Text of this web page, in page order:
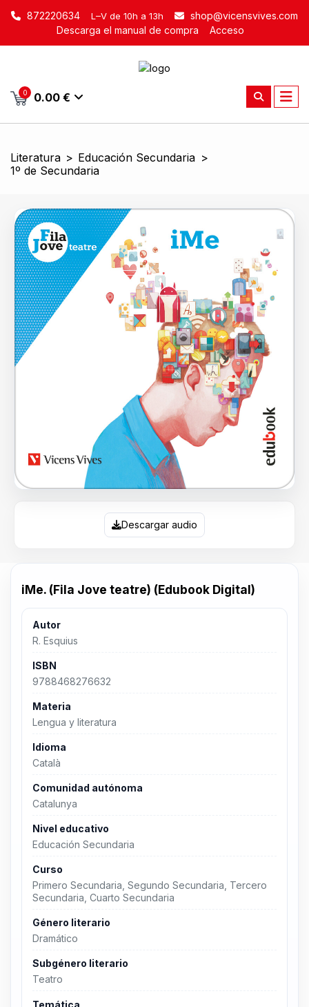
872220634 L–V de 10h a 13h
shop@vicensvives.com
Descarga el manual de compra
Acceso
0 0.00 €
Literatura > Educación Secundaria >
1º de Secundaria
Descargar audio
iMe. (Fila Jove teatre) (Edubook Digital)
Autor
R. Esquius
ISBN
9788468276632
Materia
Lengua y literatura
Idioma
Català
Comunidad autónoma
Catalunya
Nivel educativo
Educación Secundaria
Curso
Primero Secundaria, Segundo Secundaria, Tercero
Secundaria, Cuarto Secundaria
Género literario
Dramático
Subgénero literario
Teatro
Temática